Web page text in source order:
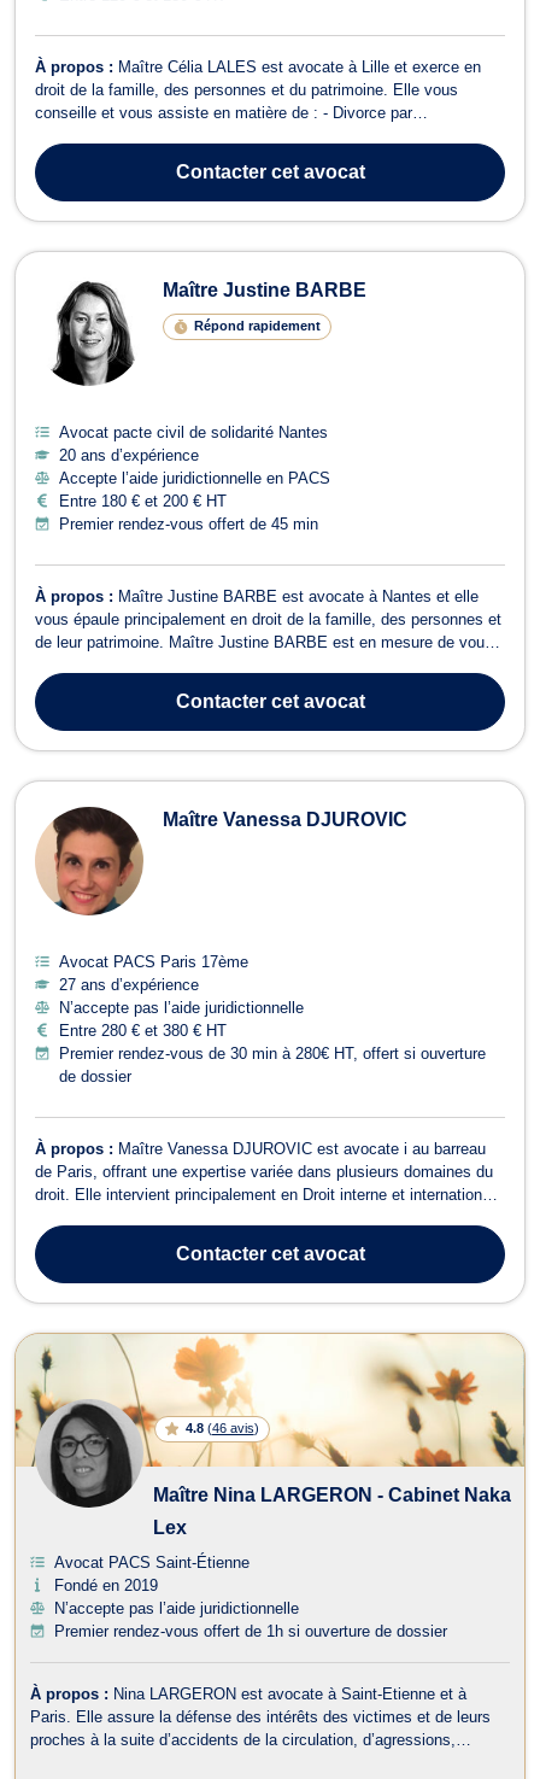
À propos : Maître Célia LALES est avocate à Lille et exerce en
droit de la famille, des personnes et du patrimoine. Elle vous
conseille et vous assiste en matière de : - Divorce par
matrimoniaux - Constitution et rupture de PACS - Séparation des
concubins - Liquidation d'ind...
Contactercet avocat
Maître Justine BARBE
Répond rapidement
Avocat pacte civil de solidarité Nantes
20 ans d’expérience
Accepte l’aide juridictionnelle en PACS
Entre 180 € et 200 € HT
Premier rendez-vous offert de 45 min
À propos : Maître Justine BARBE est avocate à Nantes et elle
vous épaule principalement en droit de la famille, des personnes et
de leur patrimoine. Maître Justine BARBE est en mesure de vous
divorce contentieux ou à l’amiable, à la séparation et à la rupture
de PACS. Av...
Contactercet avocat
Maître Vanessa DJUROVIC
Avocat PACS Paris 17ème
27 ans d’expérience
N’accepte pas l’aide juridictionnelle
Entre 280 € et 380 € HT
Premier rendez-vous de 30 min à 280€ HT, offert si ouverture
de dossier
À propos : Maître Vanessa DJUROVIC est avocate i au barreau
de Paris, offrant une expertise variée dans plusieurs domaines du
droit. Elle intervient principalement en Droit interne et international
également en Droit des Assurances, Recouvrement de créance,
Droit des S...
Contactercet avocat
4.8 (46 avis)
Maître Nina LARGERON - Cabinet Naka
Lex
Avocat PACS Saint-Étienne
Fondé en 2019
N’accepte pas l’aide juridictionnelle
Premier rendez-vous offert de 1h si ouverture de dossier
À propos : Nina LARGERON est avocate à Saint-Etienne et à
Paris. Elle assure la défense des intérêts des victimes et de leurs
proches à la suite d’accidents de la circulation, d’agressions,